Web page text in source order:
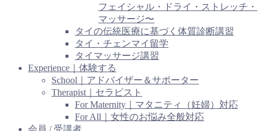
フェイシャル・ドライ・ストレッチ・
マッサージ〜
タイの伝統医療に基づく体質診断講習
タイ・チェンマイ留学
タイマッサージ講習
Experience｜体験する
School｜アドバイザー＆サポーター
Therapist｜セラピスト
For Maternity｜マタニティ（妊婦）対応
For All｜女性のお悩み全般対応
会員 / 受講者